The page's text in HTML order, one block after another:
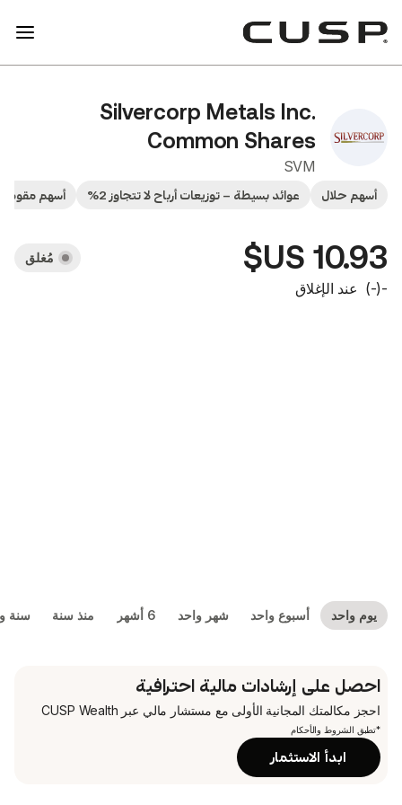
Silvercorp Metals
Common
بسيطة – توزيعات أرباح لا تتجاوز 2% أسهم مقومة بقيمتها العادلة
واحد شهر واحد 6 أشهر منذ سنة سنة واحدة 5 سنوات
مالية احترافية
الأولى مع مستشار مالي عبر CUSP Wealth